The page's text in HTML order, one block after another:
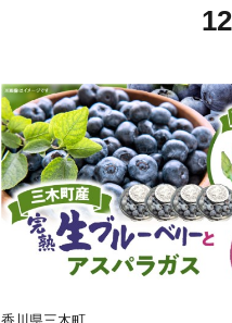
ンテリア 室内 置物 卓上
ミニ ユニーク リアル 雑
-011